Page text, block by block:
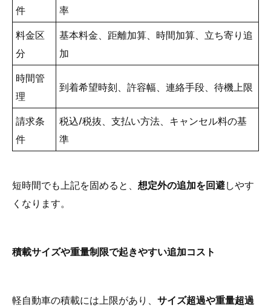
件
率
料金区
分
基本料金、距離加算、時間加算、立ち寄り追
加
時間管
理
到着希望時刻、許容幅、連絡手段、待機上限
請求条
件
税込/税抜、支払い方法、キャンセル料の基
準
短時間でも上記を固めると、 想定外の追加を回避しやす
くなります。
積載サイズや重量制限で起きやすい追加コスト
軽自動車の積載には上限があり、 サイズ超過や重量超過